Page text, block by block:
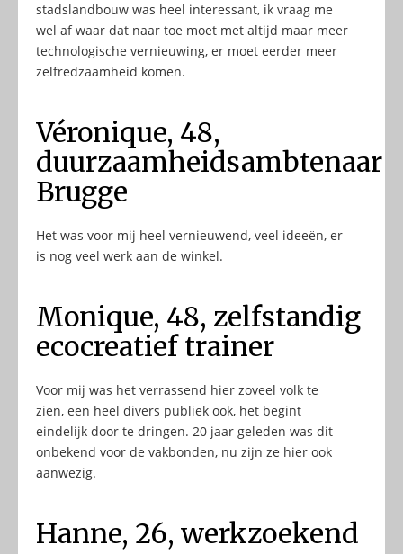
stadslandbouw was heel interessant, ik vraag me
wel af waar dat naar toe moet met altijd maar meer
technologische vernieuwing, er moet eerder meer
zelfredzaamheid komen.
Véronique, 48,
duurzaamheidsambtenaar
Brugge
Het was voor mij heel vernieuwend, veel ideeën, er
is nog veel werk aan de winkel.
Monique, 48, zelfstandig
ecocreatief trainer
Voor mij was het verrassend hier zoveel volk te
zien, een heel divers publiek ook, het begint
eindelijk door te dringen. 20 jaar geleden was dit
onbekend voor de vakbonden, nu zijn ze hier ook
aanwezig.
Hanne, 26, werkzoekend